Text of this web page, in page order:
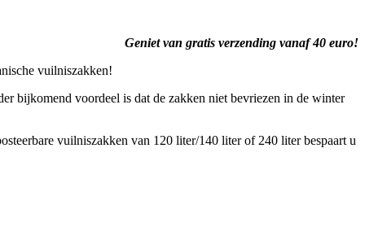
Geniet van gratis verzending vanaf 40 euro!
vuilniszakken!
bijkomend voordeel is dat de zakken niet bevriezen in de winter
vuilniszakken van 120 liter/140 liter of 240 liter bespaart u